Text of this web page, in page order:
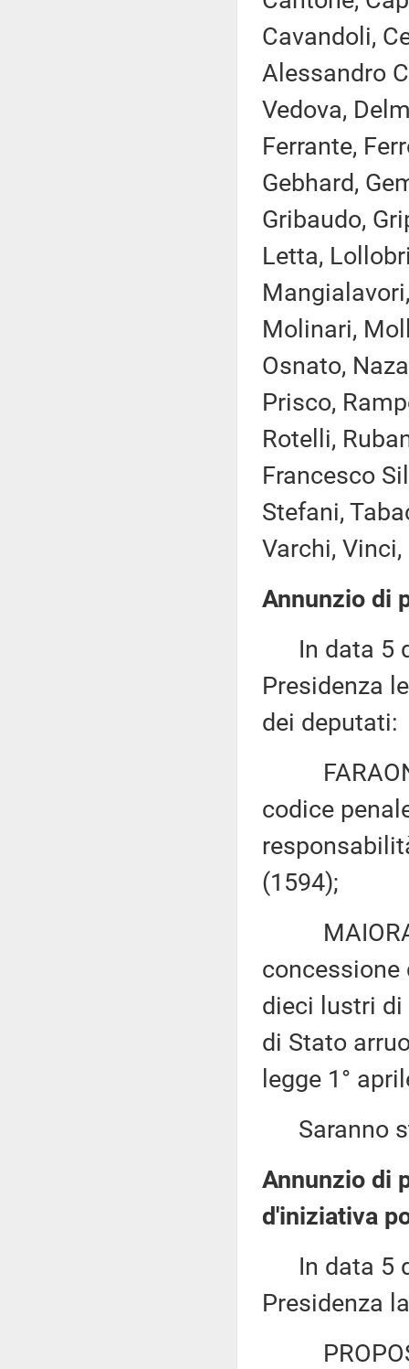
Cavandoli,
Alessandro
Vedova,
Ferrante,
Gebhard,
Gribaudo,
Letta,
Molinari,
Osnato,
Prisco,
Rotelli,
Francesco
Stefani,
Varchi,
Annunzio di
In data 5
Presidenza
dei deputati:
codice
(1594);
dieci lustri di
di Stato
legge 1°
Saranno
Annunzio di
d'iniziativa
In data 5
Presidenza